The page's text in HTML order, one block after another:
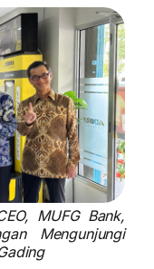
MUFG Bank,
Mengunjungi